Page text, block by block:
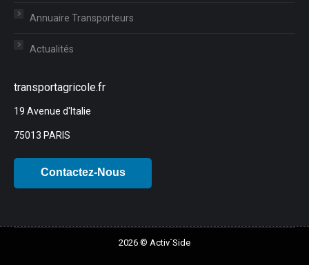
Annuaire Transporteurs
Actualités
transportagricole.fr
19 Avenue d'Italie
75013 PARIS
2026 © Activ´Side